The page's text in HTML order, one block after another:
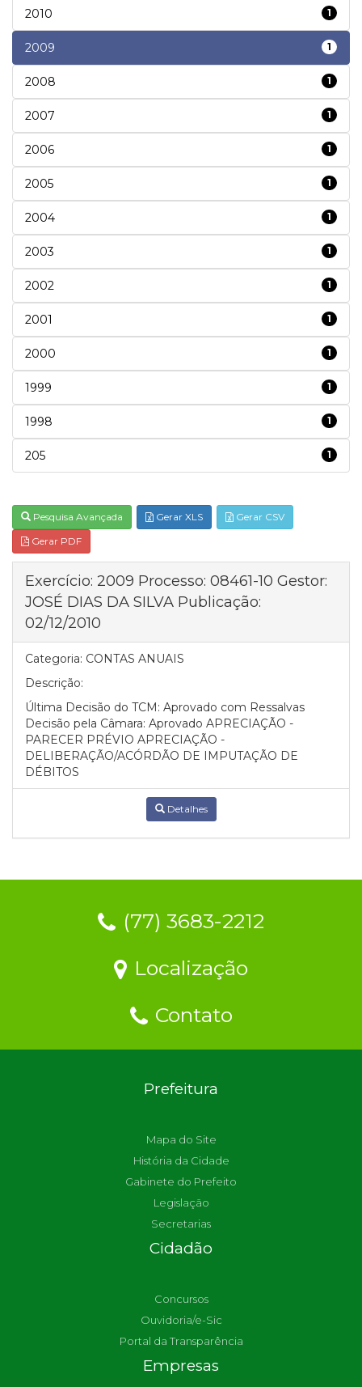
2010 1
2009 1
2008 1
2007 1
2006 1
2005 1
2004 1
2003 1
2002 1
2001 1
2000 1
1999 1
1998 1
205 1
Pesquisa Avançada Gerar XLS
Gerar CSV
Gerar PDF
Exercício: 2009 Processo: 08461-10 Gestor:
JOSÉ DIAS DA SILVA Publicação:
02/12/2010
Categoria: CONTAS ANUAIS
Descrição:
Última Decisão do TCM: Aprovado com Ressalvas
Decisão pela Câmara: Aprovado APRECIAÇÃO -
PARECER PRÉVIO APRECIAÇÃO -
DELIBERAÇÃO/ACÓRDÃO DE IMPUTAÇÃO DE
DÉBITOS
Detalhes
(77) 3683-2212
Localização
Contato
Prefeitura
Mapa do Site
História da Cidade
Gabinete do Prefeito
Legislação
Secretarias
Cidadão
Concursos
Ouvidoria/e-Sic
Portal da Transparência
Empresas